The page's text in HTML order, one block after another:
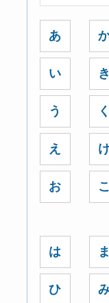
あ
い
う
え
お
き
く
こ
は
ひ
ま